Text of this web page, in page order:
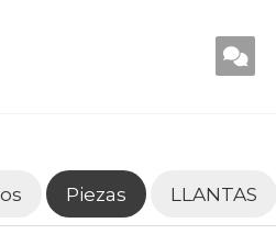
Piezas LLANTAS